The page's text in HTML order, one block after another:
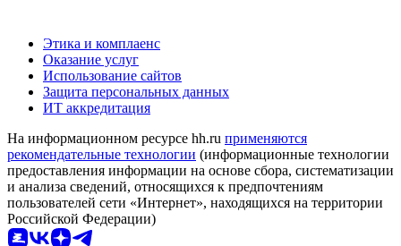
Этика и комплаенс
Оказание услуг
Использование сайтов
Защита персональных данных
ИТ аккредитация
На информационном ресурсе hh.ru применяются
рекомендательные технологии (информационные технологии
предоставления информации на основе сбора, систематизации
и анализа сведений, относящихся к предпочтениям
пользователей сети «Интернет», находящихся на территории
Российской Федерации)